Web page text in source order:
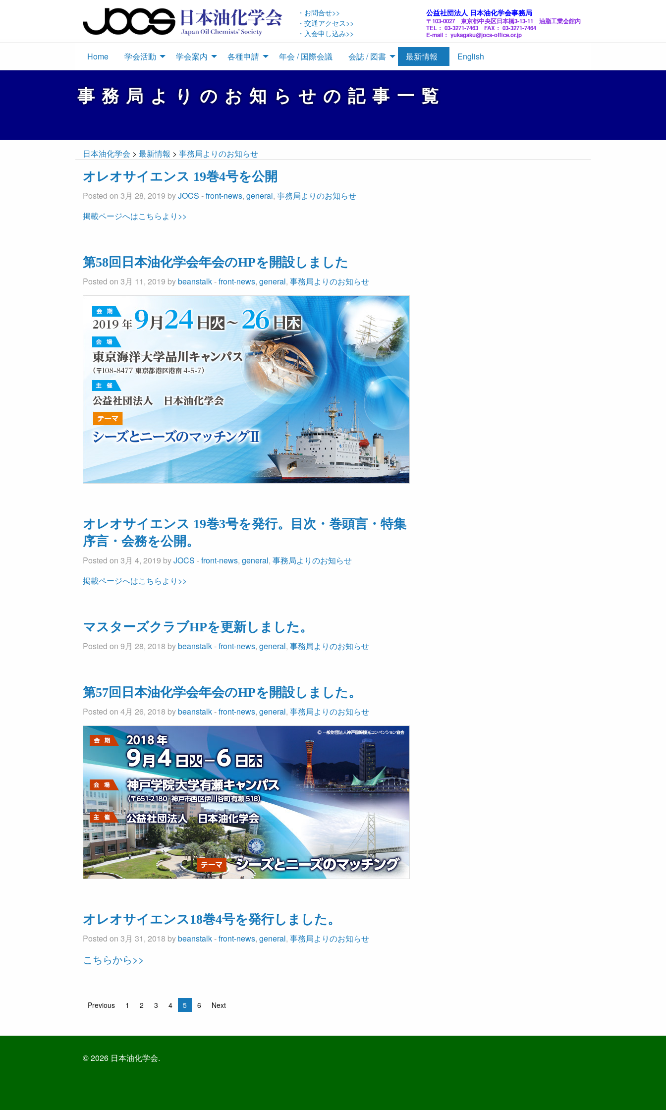
・お問合せ>>
・交通アクセス>>
・入会申し込み>>
公益社団法人 日本油化学会事務局
〒103-0027 東京都中央区日本橋3-13-11 油脂工業会館内
TEL： 03-3271-7463 FAX： 03-3271-7464
E-mail： yukagaku@jocs-office.or.jp
Home 学会活動 学会案内 各種申請 年会 / 国際会議 会誌 / 図書 最新情報 English
事務局よりのお知らせの記事一覧
日本油化学会 > 最新情報 > 事務局よりのお知らせ
オレオサイエンス 19巻4号を公開
Posted on 3月 28, 2019 byJOCS -front-news, general, 事務局よりのお知らせ
掲載ページへはこちらより>>
第58回日本油化学会年会のHPを開設しました
Posted on 3月 11, 2019 bybeanstalk-front-news, general, 事務局よりのお知らせ
オレオサイエンス 19巻3号を発行。目次・巻頭言・特集
序言・会務を公開。
Posted on 3月 4, 2019 byJOCS -front-news, general, 事務局よりのお知らせ
掲載ページへはこちらより>>
マスターズクラブHPを更新しました。
Posted on 9月 28, 2018 bybeanstalk-front-news, general, 事務局よりのお知らせ
第57回日本油化学会年会のHPを開設しました。
Posted on 4月 26, 2018 bybeanstalk-front-news, general, 事務局よりのお知らせ
オレオサイエンス18巻4号を発行しました。
Posted on 3月 31, 2018 bybeanstalk-front-news, general, 事務局よりのお知らせ
こちらから>>
Previous 1 2 3 4 5 6 Next
© 2026 日本油化学会.